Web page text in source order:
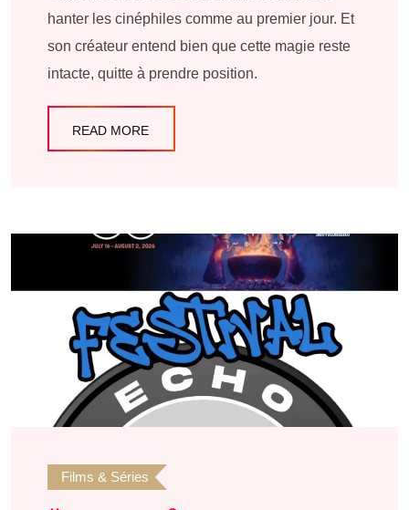
hanter les cinéphiles comme au premier jour. Et
son créateur entend bien que cette magie reste
intacte, quitte à prendre position.
READ MORE
Films & Séries